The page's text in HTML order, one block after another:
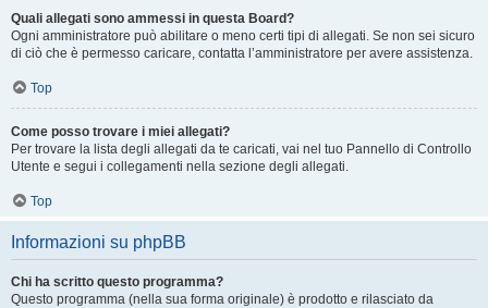
Quali allegati sono ammessi in questa Board?
Ogni amministratore può abilitare o meno certi tipi di allegati. Se non sei sicuro
di ciò che è permesso caricare, contatta l’amministratore per avere assistenza.
Top
Come posso trovare i miei allegati?
Per trovare la lista degli allegati da te caricati, vai nel tuo Pannello di Controllo
Utente e segui i collegamenti nella sezione degli allegati.
Top
Informazioni su phpBB
Chi ha scritto questo programma?
Questo programma (nella sua forma originale) è prodotto e rilasciato da